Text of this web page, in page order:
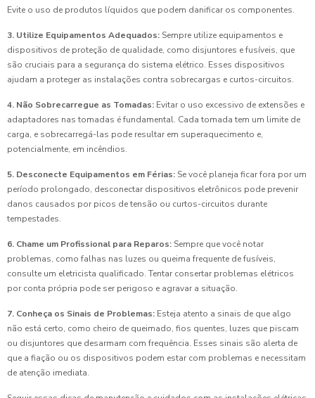
Evite o uso de produtos líquidos que podem danificar os componentes.
3. Utilize Equipamentos Adequados: Sempre utilize equipamentos e
dispositivos de proteção de qualidade, como disjuntores e fusíveis, que
são cruciais para a segurança do sistema elétrico. Esses dispositivos
ajudam a proteger as instalações contra sobrecargas e curtos-circuitos.
4. Não Sobrecarregue as Tomadas: Evitar o uso excessivo de extensões e
adaptadores nas tomadas é fundamental. Cada tomada tem um limite de
carga, e sobrecarregá-las pode resultar em superaquecimento e,
potencialmente, em incêndios.
5. Desconecte Equipamentos em Férias: Se você planeja ficar fora por um
período prolongado, desconectar dispositivos eletrônicos pode prevenir
danos causados por picos de tensão ou curtos-circuitos durante
tempestades.
6. Chame um Profissional para Reparos: Sempre que você notar
problemas, como falhas nas luzes ou queima frequente de fusíveis,
consulte um eletricista qualificado. Tentar consertar problemas elétricos
por conta própria pode ser perigoso e agravar a situação.
7. Conheça os Sinais de Problemas: Esteja atento a sinais de que algo
não está certo, como cheiro de queimado, fios quentes, luzes que piscam
ou disjuntores que desarmam com frequência. Esses sinais são alerta de
que a fiação ou os dispositivos podem estar com problemas e necessitam
de atenção imediata.